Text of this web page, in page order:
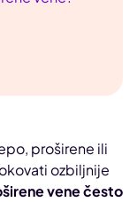
proširene ili
ozbiljnije
vene često